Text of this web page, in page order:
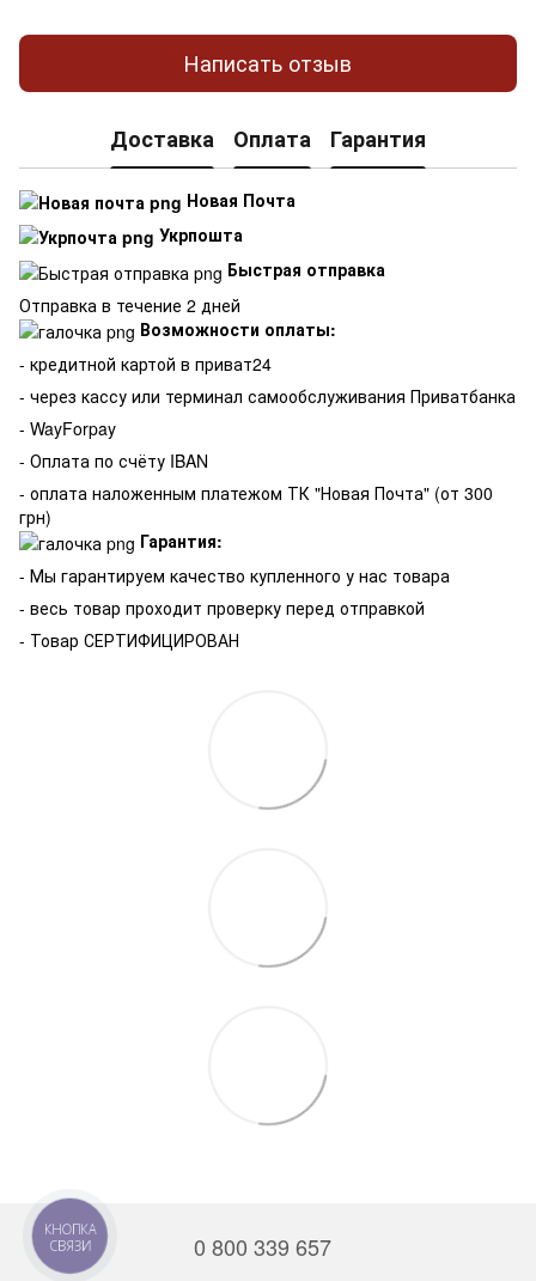
Написать отзыв
Доставка Оплата Гарантия
Новая Почта
Укрпошта
Быстрая отправка
Отправка в течение 2 дней
Возможности оплаты:
- кредитной картой в приват24
- через кассу или терминал самообслуживания Приватбанка
- WayForpay
- Оплата по счёту IBAN
- оплата наложенным платежом ТК "Новая Почта" (от 300
грн)
Гарантия:
- Мы гарантируем качество купленного у нас товара
- весь товар проходит проверку перед отправкой
- Товар СЕРТИФИЦИРОВАН
0 800 339 657
КНОПКА
СВЯЗИ